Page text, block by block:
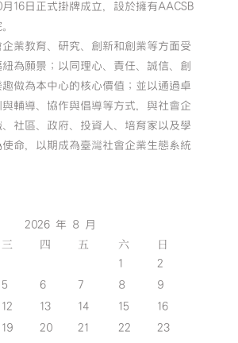
16日正式掛牌成立，設於擁有AACSB
業教育、研究、創新和創業等方面受
為願景；以同理心、責任、誠信、創
做為本中心的核心價值；並以通過卓
輔導、協作與倡導等方式，與社會企
社區、政府、投資人、培育家以及學
命，以期成為臺灣社會企業生態系統
2026 年 8 月
三 四 五 六 日
1
2
5 6 7 8
9
12 13 14 15
16
19 20 21 22
23